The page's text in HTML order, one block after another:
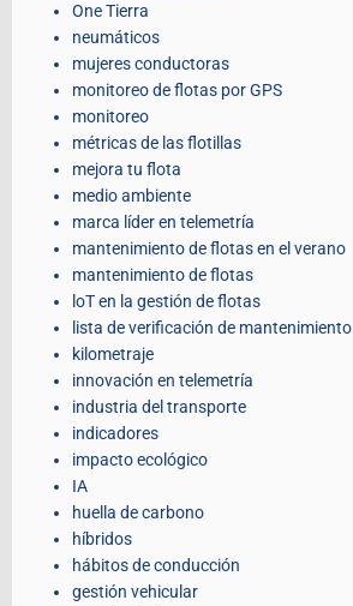
One Tierra
neumáticos
mujeres conductoras
monitoreo de flotas por GPS
monitoreo
métricas de las flotillas
mejora tu flota
medio ambiente
marca líder en telemetría
mantenimiento de flotas en el verano
mantenimiento de flotas
loT en la gestión de flotas
lista de verificación de mantenimiento
kilometraje
innovación en telemetría
industria del transporte
indicadores
impacto ecológico
IA
huella de carbono
híbridos
hábitos de conducción
gestión vehicular